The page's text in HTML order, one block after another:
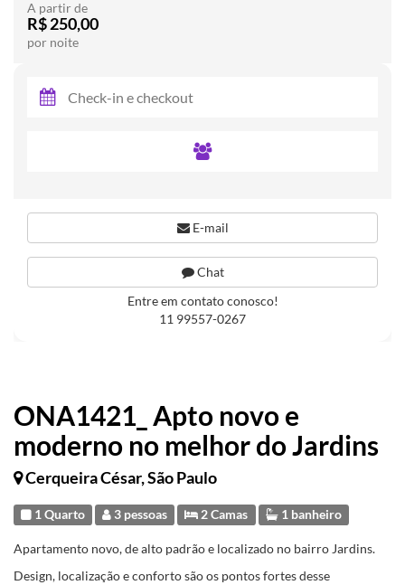
ONA1421_ Apto novo e
moderno no melhor do Jardins
Cerqueira César, São Paulo
1 Quarto 3 pessoas 2 Camas 1 banheiro
Apartamento novo, de alto padrão e localizado no bairro Jardins.
Design, localização e conforto são os pontos fortes desse
A partir de
R$ 250,00
por noite
E-mail
Chat
Entre em contato conosco!
11 99557-0267